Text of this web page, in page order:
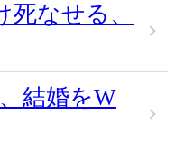
死なせる、
結婚をW